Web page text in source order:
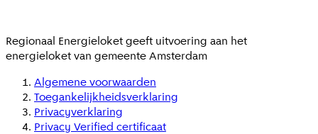
Regionaal Energieloketgeeft uitvoering aan het
energieloket van gemeenteAmsterdam
Algemene voorwaarden
Toegankelijkheidsverklaring
Privacyverklaring
Privacy Verified certificaat